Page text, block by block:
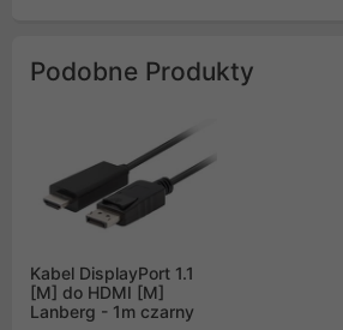
Podobne Produkty
Kabel DisplayPort 1.1
[M] do HDMI [M]
Lanberg - 1m czarny